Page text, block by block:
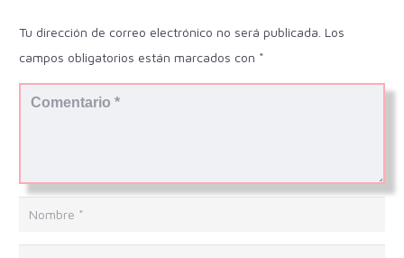
Tu dirección de correo electrónico no será publicada. Los
campos obligatorios están marcados con *